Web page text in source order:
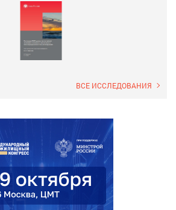
ВСЕ ИССЛЕДОВАНИЯ